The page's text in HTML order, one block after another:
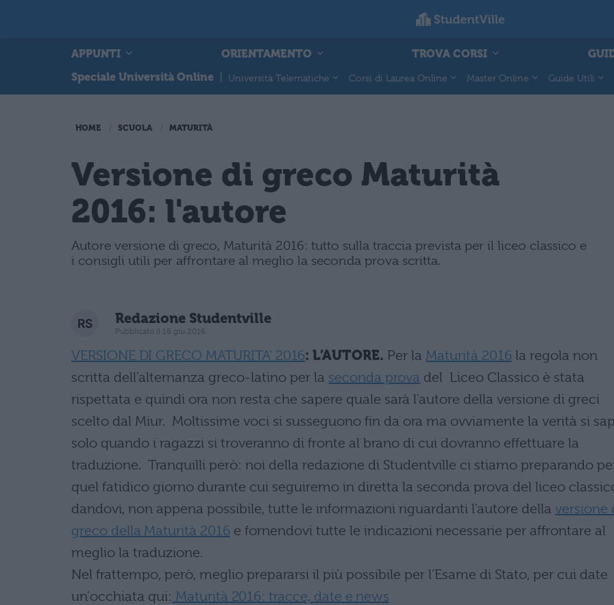
APPUNTI ORIENTAMENTO TROVA CORSI
Speciale Università Online
Università Telematiche Corsi di Laurea Online Master Online Guide Utili
HOME SCUOLA MATURITÀ
Versione di greco Maturità
2016: l'autore
Autore versione di greco, Maturità 2016: tutto sulla traccia prevista per il liceo classico e
i consigli utili per affrontare al meglio la seconda prova scritta.
Redazione Studentville
Pubblicato il 16 giu 2016
VERSIONE DI GRECO MATURITA’ 2016: L’AUTORE. Per laMaturità 2016 la regola non
scritta dell’alternanza greco-latino per la seconda prova del Liceo Classico è stata
rispettata e quindi ora non resta che sapere quale sarà l'autore della versione di greci
scelto dal Miur. Moltissime voci si susseguono fin da ora ma ovviamente la verità si
solo quando i ragazzi si troveranno di fronte al brano di cui dovranno effettuare la
traduzione. Tranquilli però: noi della redazione di Studentville ci stiamo preparando
quel fatidico giorno durante cui seguiremo in diretta la seconda prova del liceo
dandovi, non appena possibile, tutte le informazioni riguardanti l'autore della versione
greco della Maturità 2016 e fornendovi tutte le indicazioni necessarie per affrontare al
meglio la traduzione.
Nel frattempo, però, meglio prepararsi il più possibile per l'Esame di Stato, per cui date
un'occhiata qui: Maturità 2016: tracce, date e news